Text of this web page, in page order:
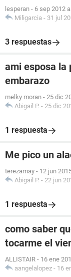
lesperan - 6 sep 2012
Miligarcia - 31 jul
3 respuestas
ami esposa la
embarazo
melky moran - 25 dic
Abigail P. - 25 dic
1 respuesta
Me pico un
terezamay - 12 jun
Abigail P. - 22 jun
1 respuesta
como saber
tocarme el
ALLISTAIR - 16 ene
aangelalopez - 16